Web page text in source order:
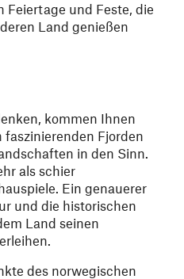
Feiertage und Feste, die
Land genießen
kommen Ihnen
Fjorden
in den Sinn.
als schier
Ein genauerer
und die historischen
Land seinen
des norwegischen